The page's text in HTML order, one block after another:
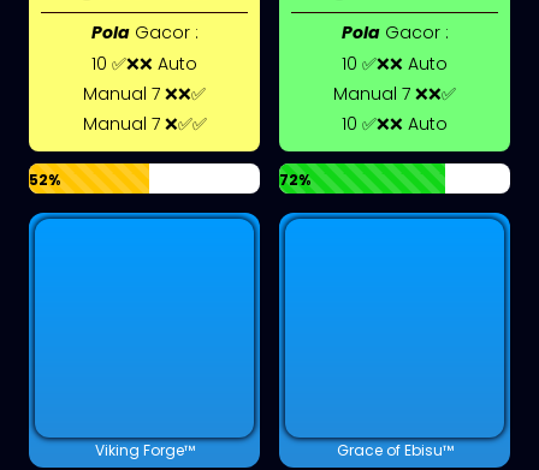
PolaGacor :
10 ✅❌❌ Auto
Manual 7 ❌❌✅
Manual 7 ❌✅✅
52%
PolaGacor :
10 ✅❌❌ Auto
Manual 7 ❌❌✅
10 ✅❌❌ Auto
72%
Viking Forge™ Grace of Ebisu™